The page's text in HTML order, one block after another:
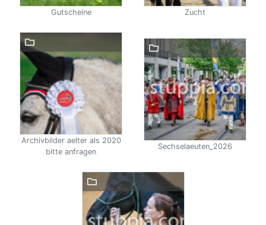
Gutscheine Zucht
Archivbilder aelter als 2020
bitte anfragen
Sechselaeuten_2026